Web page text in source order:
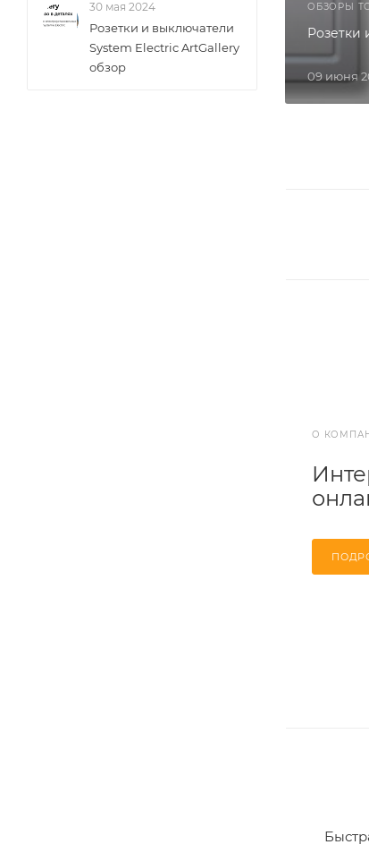
ОБЗОРЫ
09 июня
Розетки
О
30 мая 2024
Розетки и выключатели
System Electric ArtGallery
обзор